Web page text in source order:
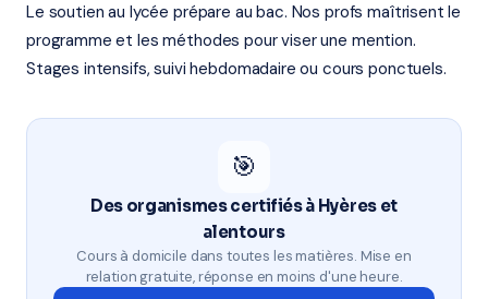
Le soutien au lycée prépare au bac. Nos profs maîtrisent le
programme et les méthodes pour viser une mention.
Stages intensifs, suivi hebdomadaire ou cours ponctuels.
🎯
Des organismes certifiés à Hyères et
alentours
Cours à domicile dans toutes les matières. Mise en
relation gratuite, réponse en moins d'une heure.